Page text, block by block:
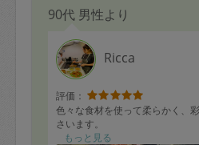
90代 男性より
Ricca
評価：
色々な食材を使って柔らかく、
さいます。
もっと見る